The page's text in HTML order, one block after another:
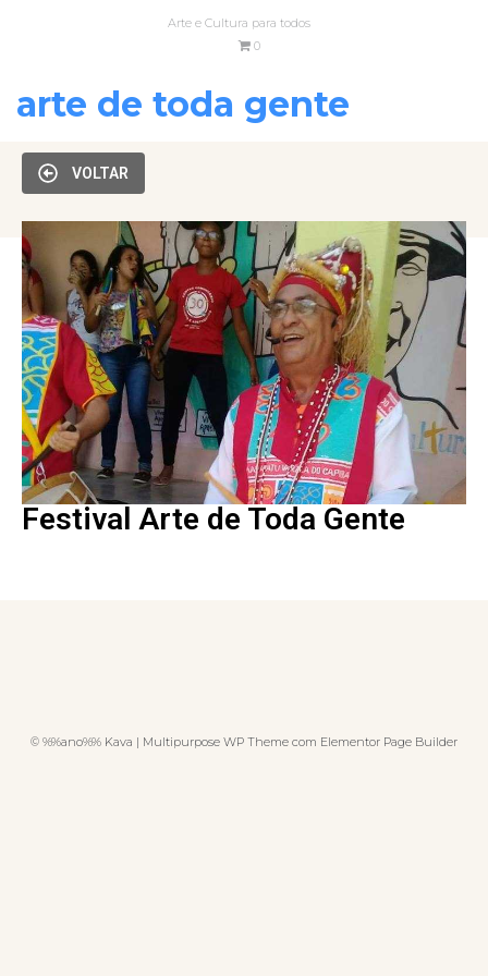
Arte e Cultura para todos
0
arte de toda gente
VOLTAR
Festival Arte de Toda Gente
© %%ano%% Kava | Multipurpose WP Theme com Elementor Page Builder